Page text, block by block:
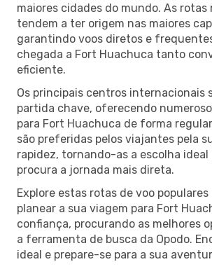
maiores cidades do mundo. As rotas
tendem a ter origem nas maiores
garantindo voos diretos e
chegada a Fort Huachuca tanto
eficiente.
Os principais centros internacionais
partida chave, oferecendo
para Fort Huachuca de forma
são preferidas pelos viajantes pela
rapidez, tornando-as a escolha ideal
procura a jornada mais direta.
Explore estas rotas de voo populares
planear a sua viagem para Fort
confiança, procurando as melhores
a ferramenta de busca da Opodo.
ideal e prepare-se para a sua